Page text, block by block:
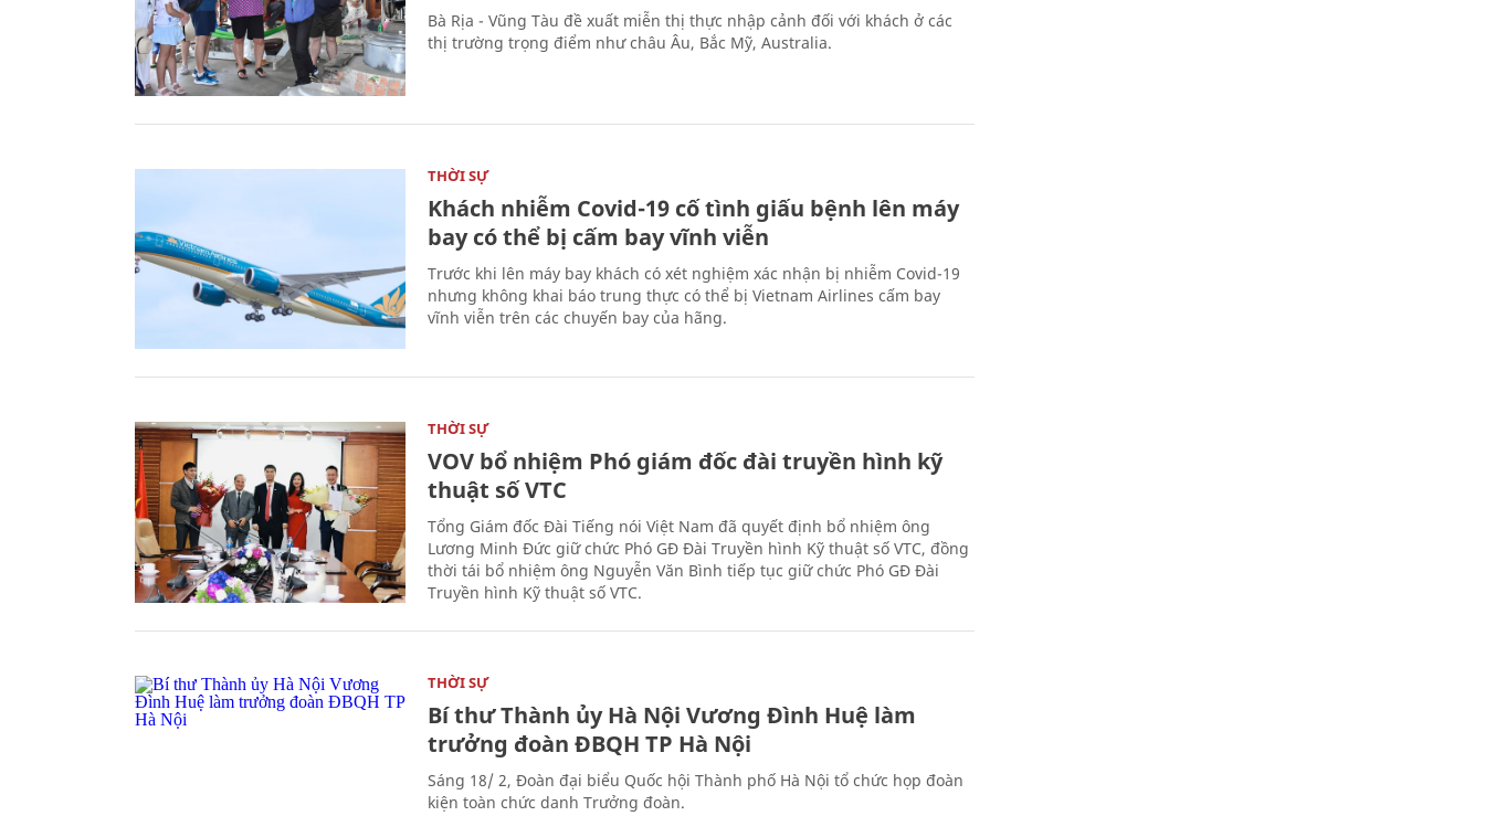
Bà Rịa - Vũng Tàu đề xuất miễn thị thực nhập cảnh đối với khách ở các
thị trường trọng điểm như châu Âu, Bắc Mỹ, Australia.
THỜI SỰ
Khách nhiễm Covid-19 cố tình giấu bệnh lên máy
bay có thể bị cấm bay vĩnh viễn
Trước khi lên máy bay khách có xét nghiệm xác nhận bị nhiễm Covid-19
nhưng không khai báo trung thực có thể bị Vietnam Airlines cấm bay
vĩnh viễn trên các chuyến bay của hãng.
THỜI SỰ
VOV bổ nhiệm Phó giám đốc đài truyền hình kỹ
thuật số VTC
Tổng Giám đốc Đài Tiếng nói Việt Nam đã quyết định bổ nhiệm ông
Lương Minh Đức giữ chức Phó GĐ Đài Truyền hình Kỹ thuật số VTC, đồng
thời tái bổ nhiệm ông Nguyễn Văn Bình tiếp tục giữ chức Phó GĐ Đài
Truyền hình Kỹ thuật số VTC.
THỜI SỰ
Bí thư Thành ủy Hà Nội Vương Đình Huệ làm
trưởng đoàn ĐBQH TP Hà Nội
Sáng 18/ 2, Đoàn đại biểu Quốc hội Thành phố Hà Nội tổ chức họp đoàn
kiện toàn chức danh Trưởng đoàn.